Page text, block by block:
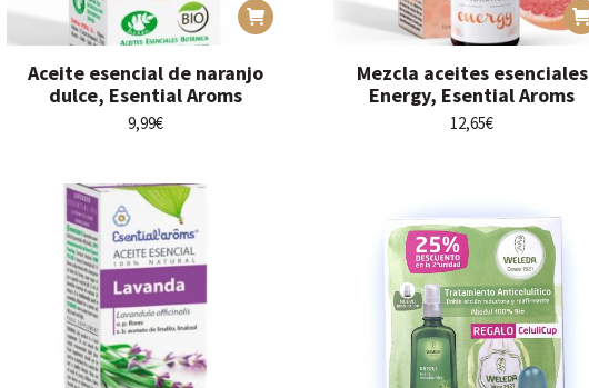
Aceite esencial de naranjo
dulce, Esential Aroms
9,99€
Mezcla aceites esenciales
Energy, Esential Aroms
12,65€